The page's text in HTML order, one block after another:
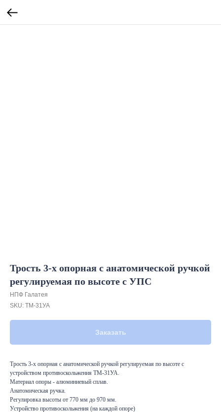
Трость 3-х опорная с анатомической ручкой
регулируемая по высоте с УПС
НПФ Галатея
SKU: ТМ-31УА
Заказать
Трость 3-х опорная с анатомической ручкой регулируемая по высоте с
устройством противоскольжения ТМ-31УА.
Материал опоры - алюминиевый сплав.
Анатомическая ручка.
Регулировка высоты от 770 мм до 970 мм.
Устройство противоскольжения (на каждой опоре)